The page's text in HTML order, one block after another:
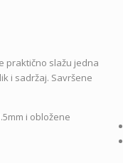
praktično slažu jedna
i sadržaj. Savršene
i obložene